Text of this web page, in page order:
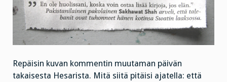
Repäisin kuvan kommentin muutaman päivän
takaisesta Hesarista. Mitä siitä pitäisi ajatella: että